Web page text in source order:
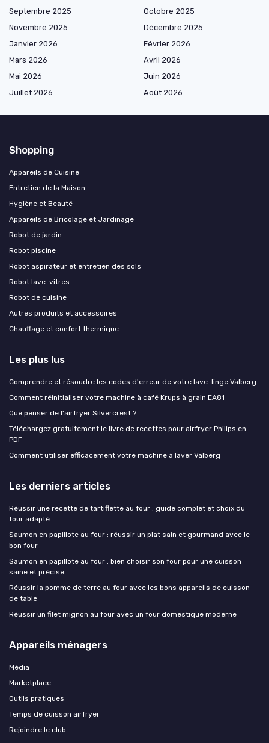
Septembre 2025
Octobre 2025
Novembre 2025
Décembre 2025
Janvier 2026
Février 2026
Mars 2026
Avril 2026
Mai 2026
Juin 2026
Juillet 2026
Août 2026
Shopping
Appareils de Cuisine
Entretien de la Maison
Hygiène et Beauté
Appareils de Bricolage et Jardinage
Robot de jardin
Robot piscine
Robot aspirateur et entretien des sols
Robot lave-vitres
Robot de cuisine
Autres produits et accessoires
Chauffage et confort thermique
Les plus lus
Comprendre et résoudre les codes d'erreur de votre lave-linge Valberg
Comment réinitialiser votre machine à café Krups à grain EA81
Que penser de l'airfryer Silvercrest ?
Téléchargez gratuitement le livre de recettes pour airfryer Philips en
PDF
Comment utiliser efficacement votre machine à laver Valberg
Les derniers articles
Réussir une recette de tartiflette au four : guide complet et choix du
four adapté
Saumon en papillote au four : réussir un plat sain et gourmand avec le
bon four
Saumon en papillote au four : bien choisir son four pour une cuisson
saine et précise
Réussir la pomme de terre au four avec les bons appareils de cuisson
de table
Réussir un filet mignon au four avec un four domestique moderne
Appareils ménagers
Média
Marketplace
Outils pratiques
Temps de cuisson airfryer
Rejoindre le club